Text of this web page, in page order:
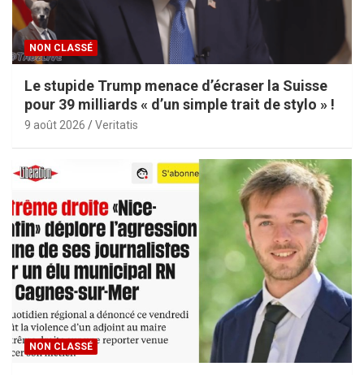
NON CLASSÉ
Le stupide Trump menace d’écraser la Suisse
pour 39 milliards « d’un simple trait de stylo » !
9 août 2026 Veritatis
NON CLASSÉ